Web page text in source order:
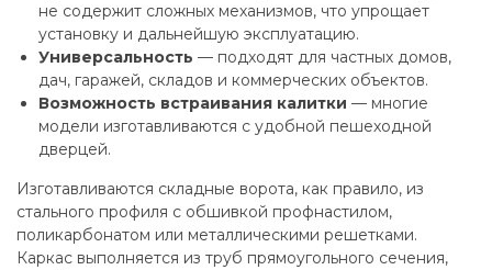
не содержит сложных механизмов, что упрощает
установку и дальнейшую эксплуатацию.
Универсальность — подходят для частных домов,
дач, гаражей, складов и коммерческих объектов.
Возможность встраивания калитки — многие
модели изготавливаются с удобной пешеходной
дверцей.
Изготавливаются складные ворота, как правило, из
стального профиля с обшивкой профнастилом,
поликарбонатом или металлическими решетками.
Каркас выполняется из труб прямоугольного сечения,